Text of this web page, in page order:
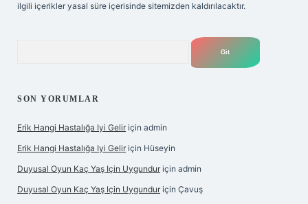
ilgili içerikler yasal süre içerisinde sitemizden kaldırılacaktır.
SON YORUMLAR
Erik Hangi Hastalığa Iyi Gelir için admin
Erik Hangi Hastalığa Iyi Gelir için Hüseyin
Duyusal Oyun Kaç Yaş Için Uygundur için admin
Duyusal Oyun Kaç Yaş Için Uygundur için Çavuş